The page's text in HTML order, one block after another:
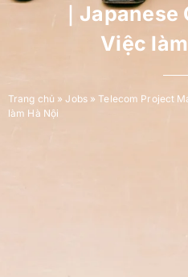
｜Japanese
Việc
Trang chủ »Jobs» Telecom Project
làm Hà Nội